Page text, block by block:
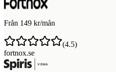
Från 149 kr/mån
(4.5)
fortnox.se